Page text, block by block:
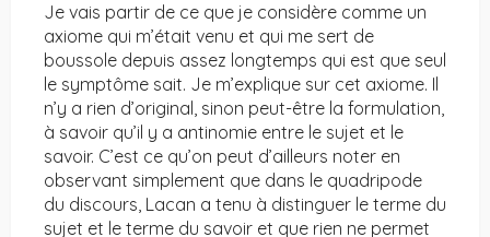
Je vais partir de ce que je considère comme un
axiome qui m’était venu et qui me sert de
boussole depuis assez longtemps qui est que seul
le symptôme sait. Je m’explique sur cet axiome. Il
n’y a rien d’original, sinon peut-être la formulation,
à savoir qu’il y a antinomie entre le sujet et le
savoir. C’est ce qu’on peut d’ailleurs noter en
observant simplement que dans le quadripode
du discours, Lacan a tenu à distinguer le terme du
sujet et le terme du savoir et que rien ne permet